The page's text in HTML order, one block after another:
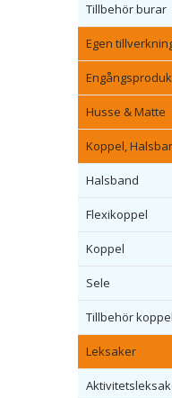
Tillbehör burar
Egen
Husse & Matte
Koppel,
Halsband
Flexikoppel
Koppel
Sele
Tillbehör koppel
Leksaker